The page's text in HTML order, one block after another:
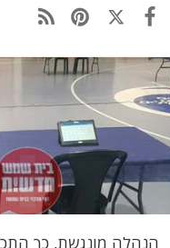
הנהלה מונגשת, כך